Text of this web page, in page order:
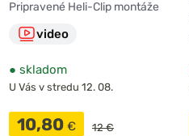
Pripravené Heli-Clip montáže
video
● skladom
U Vás v stredu 12. 08.
10,80 € 12 €